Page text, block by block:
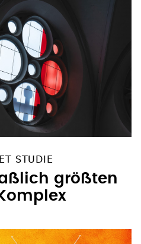
STUDIE
größten